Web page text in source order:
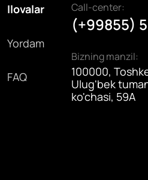
Ilovalar
Yordam
FAQ
Call-center:
(+99855)
Bizning manzil:
100000,
Ulug'bek
ko'chasi, 59A